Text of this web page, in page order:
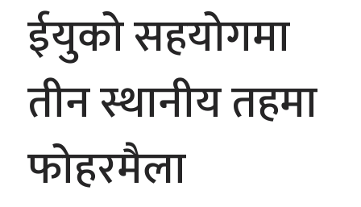
ईयुको सहयोगमा
तीन स्थानीय तहमा
फोहरमैला